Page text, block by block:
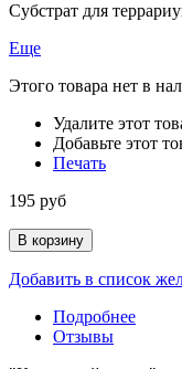
Субстрат для
Еще
Этого товара нет в
Удалите этот
Добавьте этот
Печать
195 руб
В корзину
Добавить в список
Подробнее
Отзывы